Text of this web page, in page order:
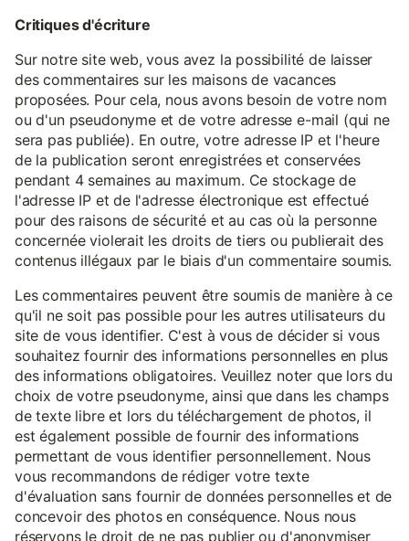
Critiques d'écriture
Sur notre site web, vous avez la possibilité de laisser
des commentaires sur les maisons de vacances
proposées. Pour cela, nous avons besoin de votre nom
ou d'un pseudonyme et de votre adresse e-mail (qui ne
sera pas publiée). En outre, votre adresse IP et l'heure
de la publication seront enregistrées et conservées
pendant 4 semaines au maximum. Ce stockage de
l'adresse IP et de l'adresse électronique est effectué
pour des raisons de sécurité et au cas où la personne
concernée violerait les droits de tiers ou publierait des
contenus illégaux par le biais d'un commentaire soumis.
Les commentaires peuvent être soumis de manière à ce
qu'il ne soit pas possible pour les autres utilisateurs du
site de vous identifier. C'est à vous de décider si vous
souhaitez fournir des informations personnelles en plus
des informations obligatoires. Veuillez noter que lors du
choix de votre pseudonyme, ainsi que dans les champs
de texte libre et lors du téléchargement de photos, il
est également possible de fournir des informations
permettant de vous identifier personnellement. Nous
vous recommandons de rédiger votre texte
d'évaluation sans fournir de données personnelles et de
concevoir des photos en conséquence. Nous nous
réservons le droit de ne pas publier ou d'anonymiser